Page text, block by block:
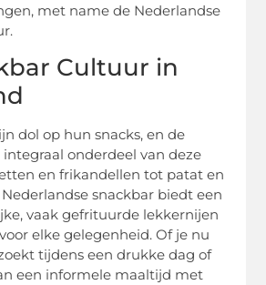
met name de Nederlandse
Cultuur in
dol op hun snacks, en de
integraal onderdeel van deze
en frikandellen tot patat en
snackbar biedt een
vaak gefrituurde lekkernijen
elke gelegenheid. Of je nu
tijdens een drukke dag of
een informele maaltijd met